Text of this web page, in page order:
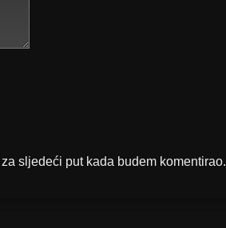
sljedeći put kada budem komentirao.